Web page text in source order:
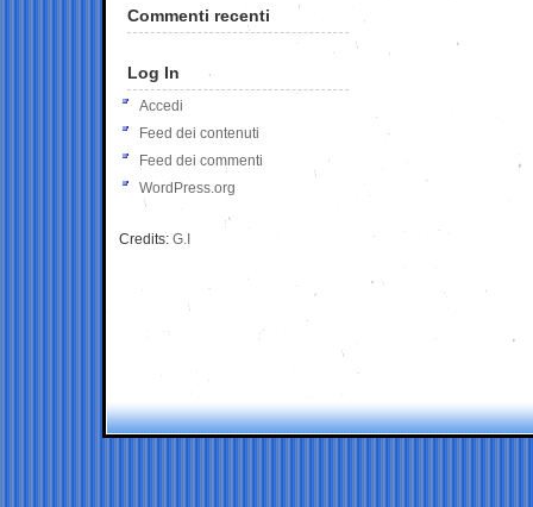
Commenti recenti
Log In
Accedi
Feed dei contenuti
Feed dei commenti
WordPress.org
Credits: G.I